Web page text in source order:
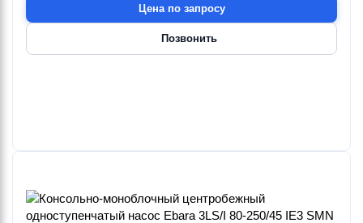
Цена по запросу
Позвонить